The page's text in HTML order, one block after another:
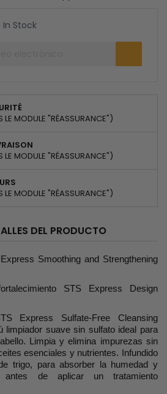
In Stock
LE MODULE "RÉASSURANCE")
LE MODULE "RÉASSURANCE")
LE MODULE "RÉASSURANCE")
DEL PRODUCTO
Smoothing and Strengthening
STS Express Design
Express Sulfate-Free Cleansing
limpiador suave sin sulfato ideal para
Limpia y elimina impurezas sin
esenciales y nutrientes. Infundido
trigo, para absorber la humedad y
antes de aplicar un tratamiento